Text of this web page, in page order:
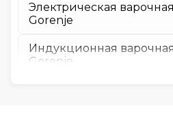
Электрическая
Gorenje
Индукционная
Gorenje